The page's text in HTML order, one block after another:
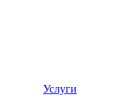
Услуги